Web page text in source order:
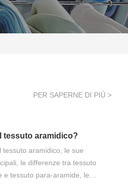
PER SAPERNE DI PIÙ >
tessuto aramidico?
tessuto aramidico, le sue
le differenze tra tessuto
e tessuto para-aramide, le